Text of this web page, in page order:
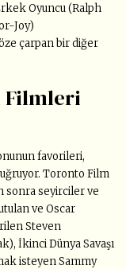
Oyuncu (Ralph
Joy)
çarpan bir diğer
Filmleri
favorileri,
uğruyor. Toronto Film
sonra seyirciler ve
ve Oscar
Steven
İkinci Dünya Savaşı
isteyen Sammy